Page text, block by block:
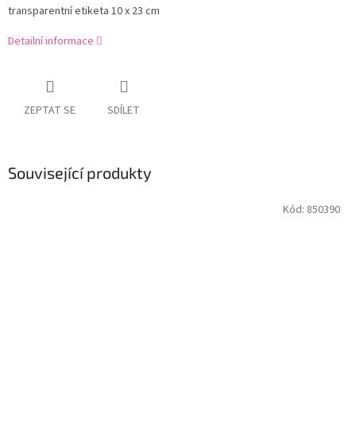
transparentní etiketa 10 x 23 cm
Detailní informace
ZEPTAT SE SDÍLET
Související produkty
Kód: 850390